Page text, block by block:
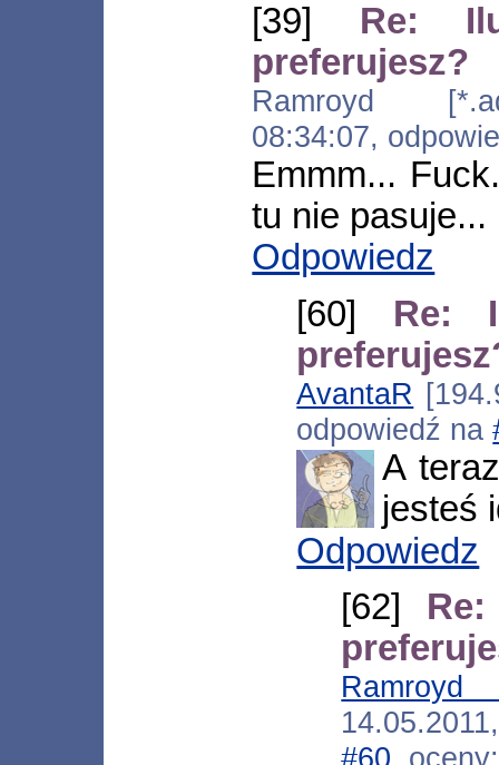
[39] Re:
preferujesz?
Ramroyd
08:34:07,
Emmm...
tu nie pasuje...
Odpowiedz
[60] Re:
AvantaR
odpowiedź na
A
jesteś
Odpowiedz
[62]